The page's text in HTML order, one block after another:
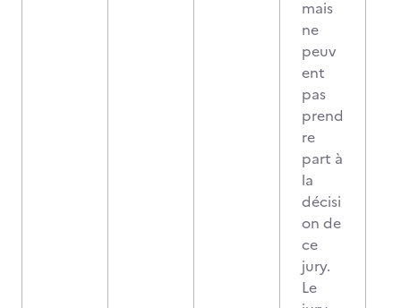
mais
ne
peuv
ent
pas
prend
re
part à
la
décisi
on de
ce
jury.
Le